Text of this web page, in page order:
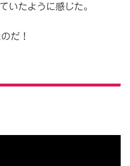
いたように感じた。
だ！